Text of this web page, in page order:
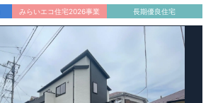
きシステムキッチン！​平日、休日 時間帯
す！​お気軽にお問い合わせください！​
：
048-710-5571
(営業時間 9:30～
)
みらいエコ住宅2026事業 長期優良住宅